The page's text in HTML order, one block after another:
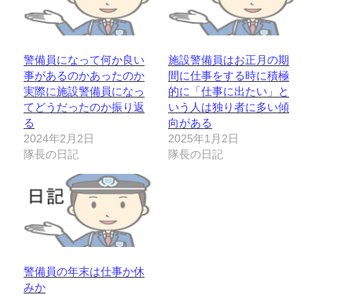
警備員になって何か良い
事があるのかあったのか
実際に施設警備員になっ
てどうだったのか振り返
る
2024年2月2日
隊長の日記
施設警備員はお正月の期
間に仕事をする時に積極
的に「仕事に出たい」と
いう人は独り者に多い傾
向がある
2025年1月2日
隊長の日記
警備員の年末は仕事か休
みか